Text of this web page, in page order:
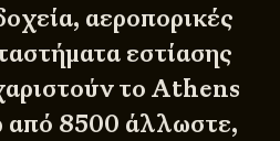
αεροπορικές
εστίασης
το Athens
8500 άλλωστε,